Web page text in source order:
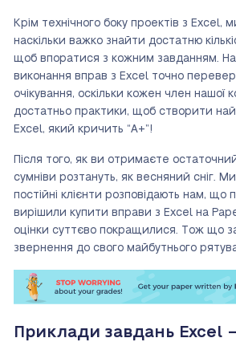
Крім технічного боку проектів з Excel,
наскільки важко знайти достатню
щоб впоратися з кожним завданням.
виконання вправ з Excel точно
очікування, оскільки кожен член нашої
достатньо практики, щоб створити
Excel, який кричить “A+”!
Після того, як ви отримаєте остаточний
сумніви розтануть, як весняний сніг.
постійні клієнти розповідають нам, що
вирішили купити вправи з Excel на
оцінки суттєво покращилися. Тож що
звернення до свого майбутнього
Приклади завдань Excel